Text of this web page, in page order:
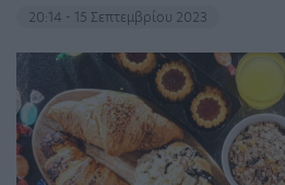
20:14 - 15 Σεπτεμβρίου 2023